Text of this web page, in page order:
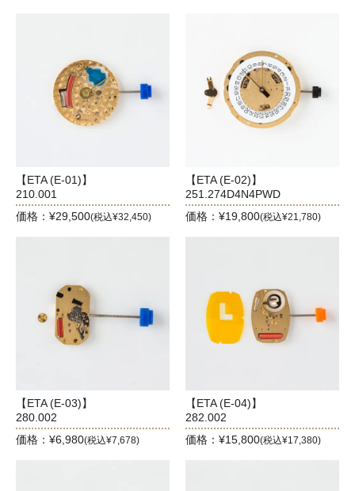
【ETA (E-01)】
210.001
価格：¥29,500(税込¥32,450)
【ETA (E-02)】
251.274D4N4PWD
価格：¥19,800(税込¥21,780)
【ETA (E-03)】
280.002
価格：¥6,980(税込¥7,678)
【ETA (E-04)】
282.002
価格：¥15,800(税込¥17,380)